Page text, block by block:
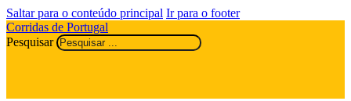
Saltar para o conteúdo principal Ir para o footer
Corridas de Portugal
Pesquisar